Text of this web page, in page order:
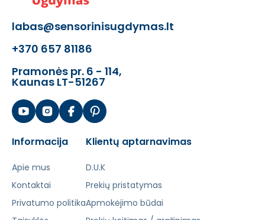
labas@sensorinisugdymas.lt
+370 657 81186
Pramonės pr. 6 - 114,
Kaunas LT-51267
Informacija
Apie mus
Kontaktai
Privatumo politika
Klientų aptarnavimas
D.U.K
Prekių pristatymas
Apmokėjimo būdai